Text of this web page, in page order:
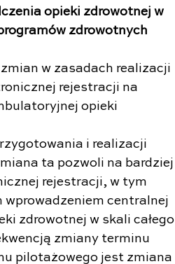
opieki zdrowotnej w
zdrowotnych
w zasadach realizacji
rejestracji na
opieki
i realizacji
ta pozwoli na bardziej
rejestracji, w tym
centralnej
zdrowotnej w skali całego
zmiany terminu
pilotażowego jest zmiana